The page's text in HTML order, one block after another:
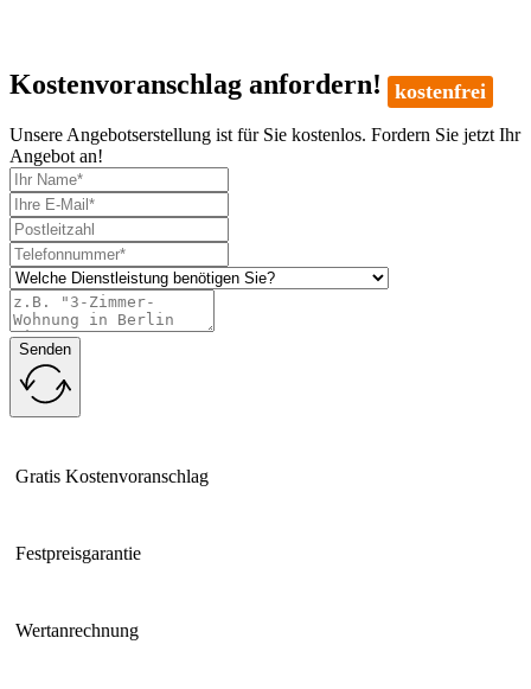
Kostenvoranschlag anfordern! kostenfrei
Unsere Angebotserstellung ist für Sie kostenlos. Fordern Sie jetzt Ihr
Angebot an!
Senden
Gratis Kostenvoranschlag
Festpreisgarantie
Wertanrechnung